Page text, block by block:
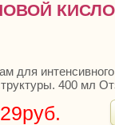
для
400 мл